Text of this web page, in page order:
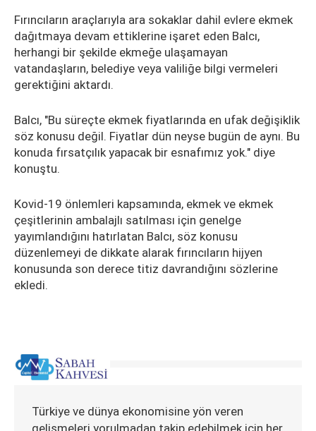
Fırıncıların araçlarıyla ara sokaklar dahil evlere ekmek
dağıtmaya devam ettiklerine işaret eden Balcı,
herhangi bir şekilde ekmeğe ulaşamayan
vatandaşların, belediye veya valiliğe bilgi vermeleri
gerektiğini aktardı.
Balcı, "Bu süreçte ekmek fiyatlarında en ufak değişiklik
söz konusu değil. Fiyatlar dün neyse bugün de aynı. Bu
konuda fırsatçılık yapacak bir esnafımız yok." diye
konuştu.
Kovid-19 önlemleri kapsamında, ekmek ve ekmek
çeşitlerinin ambalajlı satılması için genelge
yayımlandığını hatırlatan Balcı, söz konusu
düzenlemeyi de dikkate alarak fırıncıların hijyen
konusunda son derece titiz davrandığını sözlerine
ekledi.
Türkiye ve dünya ekonomisine yön veren
gelişmeleri yorulmadan takip edebilmek için her